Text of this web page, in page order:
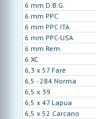
6 mm D.B.G.
6 mm PPC
6 mm PPC ITA
6 mm PPC-USA
6 mm Rem.
6 XC
6,3 x 57 Farè
6,5 - 284 Norma
6,5 x 39
6,5 x 47 Lapua
6,5 x 52 Carcano